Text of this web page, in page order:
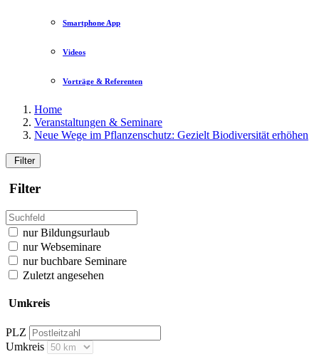
Smartphone App
Videos
Vorträge & Referenten
Home
Veranstaltungen & Seminare
Neue Wege im Pflanzenschutz: Gezielt Biodiversität erhöhen
Filter
Filter
nur Bildungsurlaub
nur Webseminare
nur buchbare Seminare
Zuletzt angesehen
Umkreis
PLZ
Umkreis